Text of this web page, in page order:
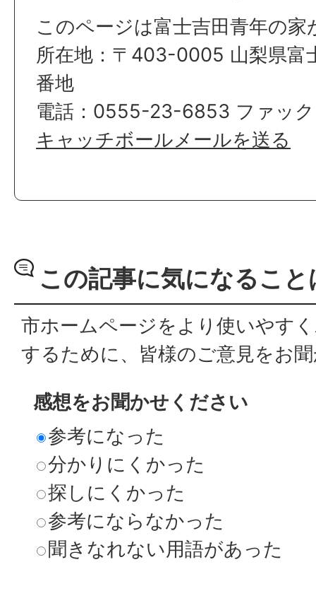
このページは富士吉田青年の
所在地：〒403-0005 山梨県富
番地
電話：0555-23-6853 ファッ
キャッチボールメールを送る
この記事に気になるこ
市ホームページをより使いやす
するために、皆様のご意見をお
感想をお聞かせください
参考になった
分かりにくかった
探しにくかった
参考にならなかった
聞きなれない用語があった